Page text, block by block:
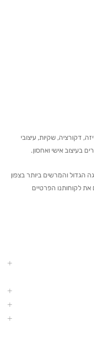
דקורציה, שקיות, עיצובי
בעיצוב אישי ואחסון.
הגדול והמרשים ביותר בצפון
את לקוחותנו הפרטיים